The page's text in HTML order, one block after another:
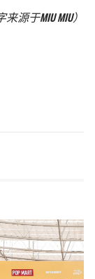
源于MIU MIU）